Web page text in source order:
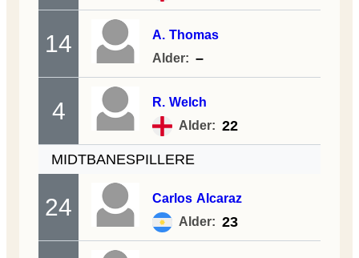
14 A. Thomas
Alder: –
4 R. Welch
Alder: 22
MIDTBANESPILLERE
24 Carlos Alcaraz
Alder: 23